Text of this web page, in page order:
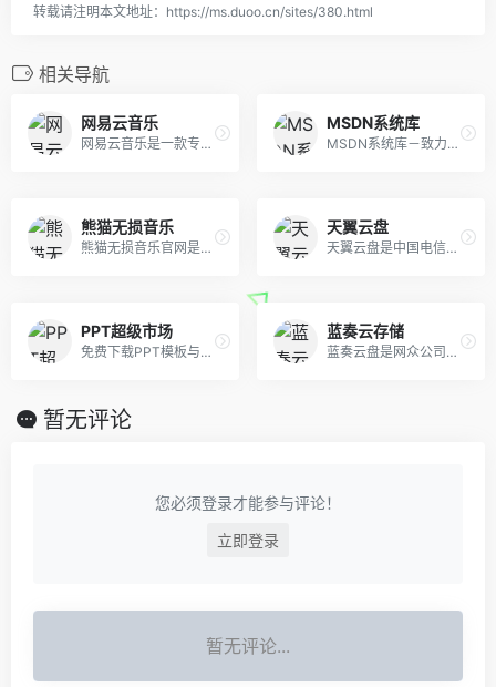
转载请注明本文地址：https://ms.duoo.cn/sites/380.html
相关导航
网易云音乐
网易云音乐是一款专注于发现与分享的音乐产品，依托专业音乐人、DJ、好友推荐及社交功能，为用户打造全新的音乐生活。
MSDN系统库
MSDN系统库－致力于原版windows生态服务，免费为你提供我告诉你msdn原版纯净系统，原版win11，win10，win8/8.1，win7系统下载，原版office全系列下载与安装等服务
熊猫无损音乐
熊猫无损音乐官网是一个免费提供全网无损音乐及mp3歌曲免费下载网站,为广大音乐爱好者提供音乐交流及资源分享平台。
天翼云盘
天翼云盘是中国电信推出的云存储服务，为用户提供跨平台的文件存储、备份、同步及分享服务，是国内领先的免费网盘，安全、可靠、稳定、快速。天翼云盘为用户守护数据资产。
PPT超级市场
免费下载PPT模板与PPT作品，提供免费的PPT代做服务，提供一站式PPT(模板、定制、工具、教程)服务，有了它，一切制作PPT的烦恼都将成为过去！
蓝奏云存储
蓝奏云盘是网众公司为用户打造的网盘云存储,文件分发服务, 您可以通过蓝奏方便地上传分享文件。可以让您的资源、软件、应用等各种文件，随时随地触手可及，更好的分享。
暂无评论
您必须登录才能参与评论！
立即登录
暂无评论...